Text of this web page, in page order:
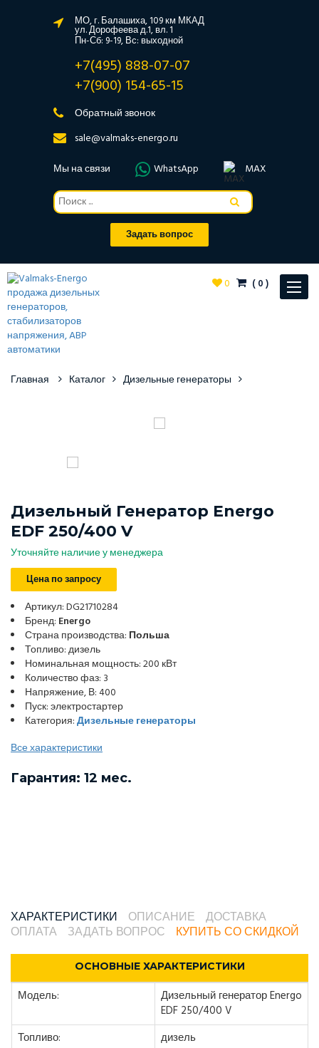
МО, г. Балашиха, 109 км МКАД
ул. Дорофеева д.1, вл. 1
Пн-Сб: 9-19, Вс: выходной
+7(495) 888-07-07
+7(900) 154-65-15
Обратный звонок
sale@valmaks-energo.ru
Мы на связи
WhatsApp MAX
Задать вопрос
Toggle
0 (0)
Главная Каталог Дизельные генераторы
Дизельный Генератор Energo
EDF 250/400 V
Уточняйте наличие у менеджера
Цена по запросу
Артикул: DG21710284
Бренд: Energo
Страна производства: Польша
Топливо: дизель
Номинальная мощность: 200 кВт
Количество фаз: 3
Напряжение, В: 400
Пуск: электростартер
Категория:Дизельные генераторы
Все характеристики
Гарантия: 12 мес.
ХАРАКТЕРИСТИКИ ОПИСАНИЕ
ДОСТАВКА
ОПЛАТА
ЗАДАТЬ ВОПРОС КУПИТЬ СО СКИДКОЙ
ОСНОВНЫЕ ХАРАКТЕРИСТИКИ
Модель:
Дизельный генератор Energo
EDF 250/400 V
Топливо:
дизель